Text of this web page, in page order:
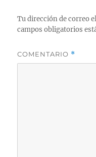
Tu dirección de correo
campos obligatorios
COMENTARIO *